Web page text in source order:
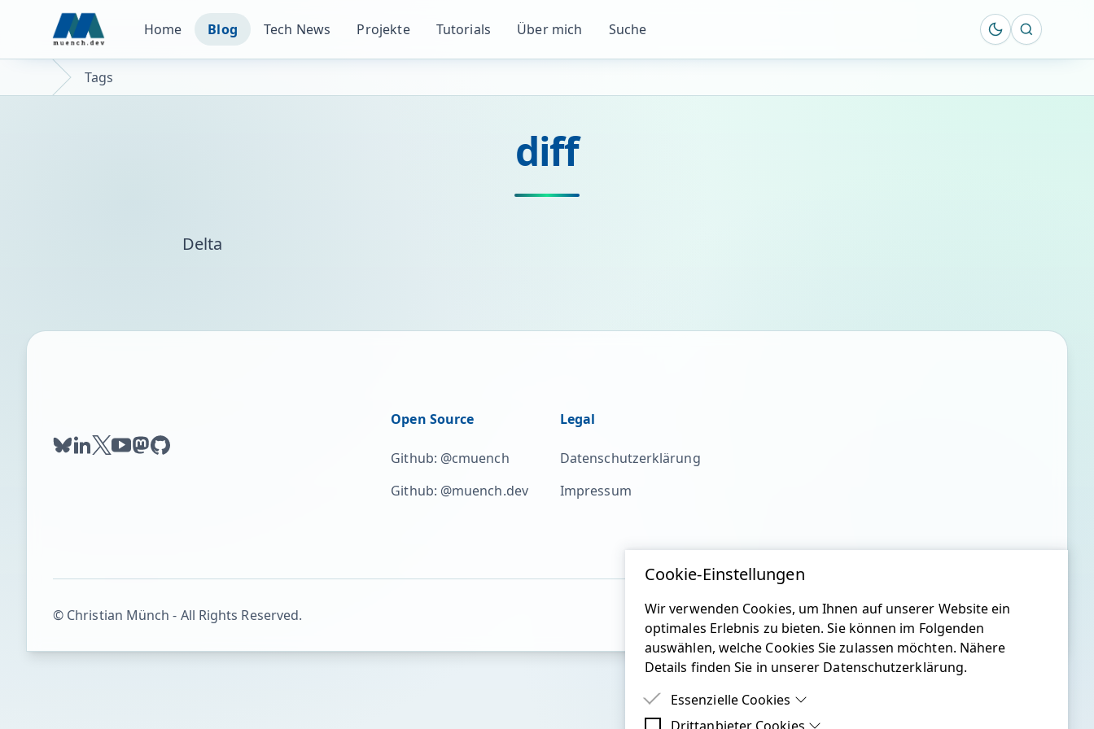
Home Blog Tech News Projekte Tutorials Über mich Suche Suche
Tags
diff
Delta
Cookie-Einstellungen
Wir verwenden Cookies, um Ihnen auf unserer Website ein
optimales Erlebnis zu bieten. Sie können im Folgenden
auswählen, welche Cookies Sie zulassen möchten. Nähere
Details finden Sie in unserer Datenschutzerklärung.
Essenzielle Cookies
bluesky
linkedin
twitter
youtube
mastodon
github
Open Source
Github: @cmuench
Github: @muench.dev
Legal
Datenschutzerklärung
Impressum
© Christian Münch - All Rights Reserved.